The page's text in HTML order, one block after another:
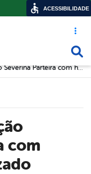
Acesso
Posto de Vacinação Severina Parteira com horário normalizado
com
ACESSIBILIDADE